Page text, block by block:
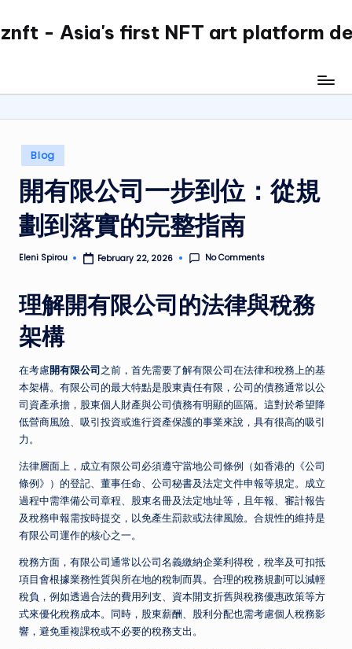
Skip
- Asia's first NFT art platform
Posted
in
Blog
開有限公司一步到位：從規
劃到落實的完整指南
Posted
Eleni Spirou February 22, 2026 No Comments
理解開有限公司的法律與稅務
架構
在考慮開有限公司之前，首先需要了解有限公司在法律和稅務上的基
本架構。有限公司的最大特點是股東責任有限，公司的債務通常以公
司資產承擔，股東個人財產與公司債務有明顯的區隔。這對於希望降
低營商風險、吸引投資或進行資產保護的事業來說，具有很高的吸引
力。
法律層面上，成立有限公司必須遵守當地公司條例（如香港的《公司
條例》）的登記、董事任命、公司秘書及法定文件申報等規定。成立
過程中需準備公司章程、股東名冊及法定地址等，且年報、審計報告
及稅務申報需按時提交，以免產生罰款或法律風險。合規性的維持是
有限公司運作的核心之一。
稅務方面，有限公司通常以公司名義繳納企業利得稅，稅率及可扣抵
項目會根據業務性質與所在地的稅制而異。合理的稅務規劃可以減輕
稅負，例如透過合法的費用列支、資本開支折舊與稅務優惠政策等方
式來優化稅務成本。同時，股東薪酬、股利分配也需考慮個人稅務影
響，避免重複課稅或不必要的稅務支出。